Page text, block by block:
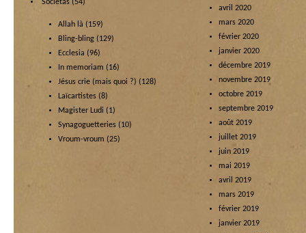
Societas (54)
Allah là (159)
Bling-bling (129)
Ecclesia (96)
In memoriam (16)
Jésus crie (mais quoi ?) (128)
Laïcartistes (8)
Magister Ludi (1)
Synagoguetteries (10)
Vroum-vroum (25)
avril 2020
mars 2020
février 2020
janvier 2020
décembre 2019
novembre 2019
octobre 2019
septembre 2019
août 2019
juillet 2019
juin 2019
mai 2019
avril 2019
mars 2019
février 2019
janvier 2019